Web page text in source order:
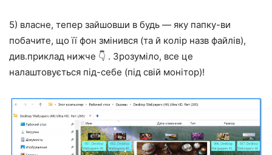
5) власне, тепер зайшовши в будь — яку папку-ви
побачите, що її фон змінився (та й колір назв файлів),
див.приклад нижче 👇 . Зрозуміло, все це
налаштовується під-себе (під свій монітор)!